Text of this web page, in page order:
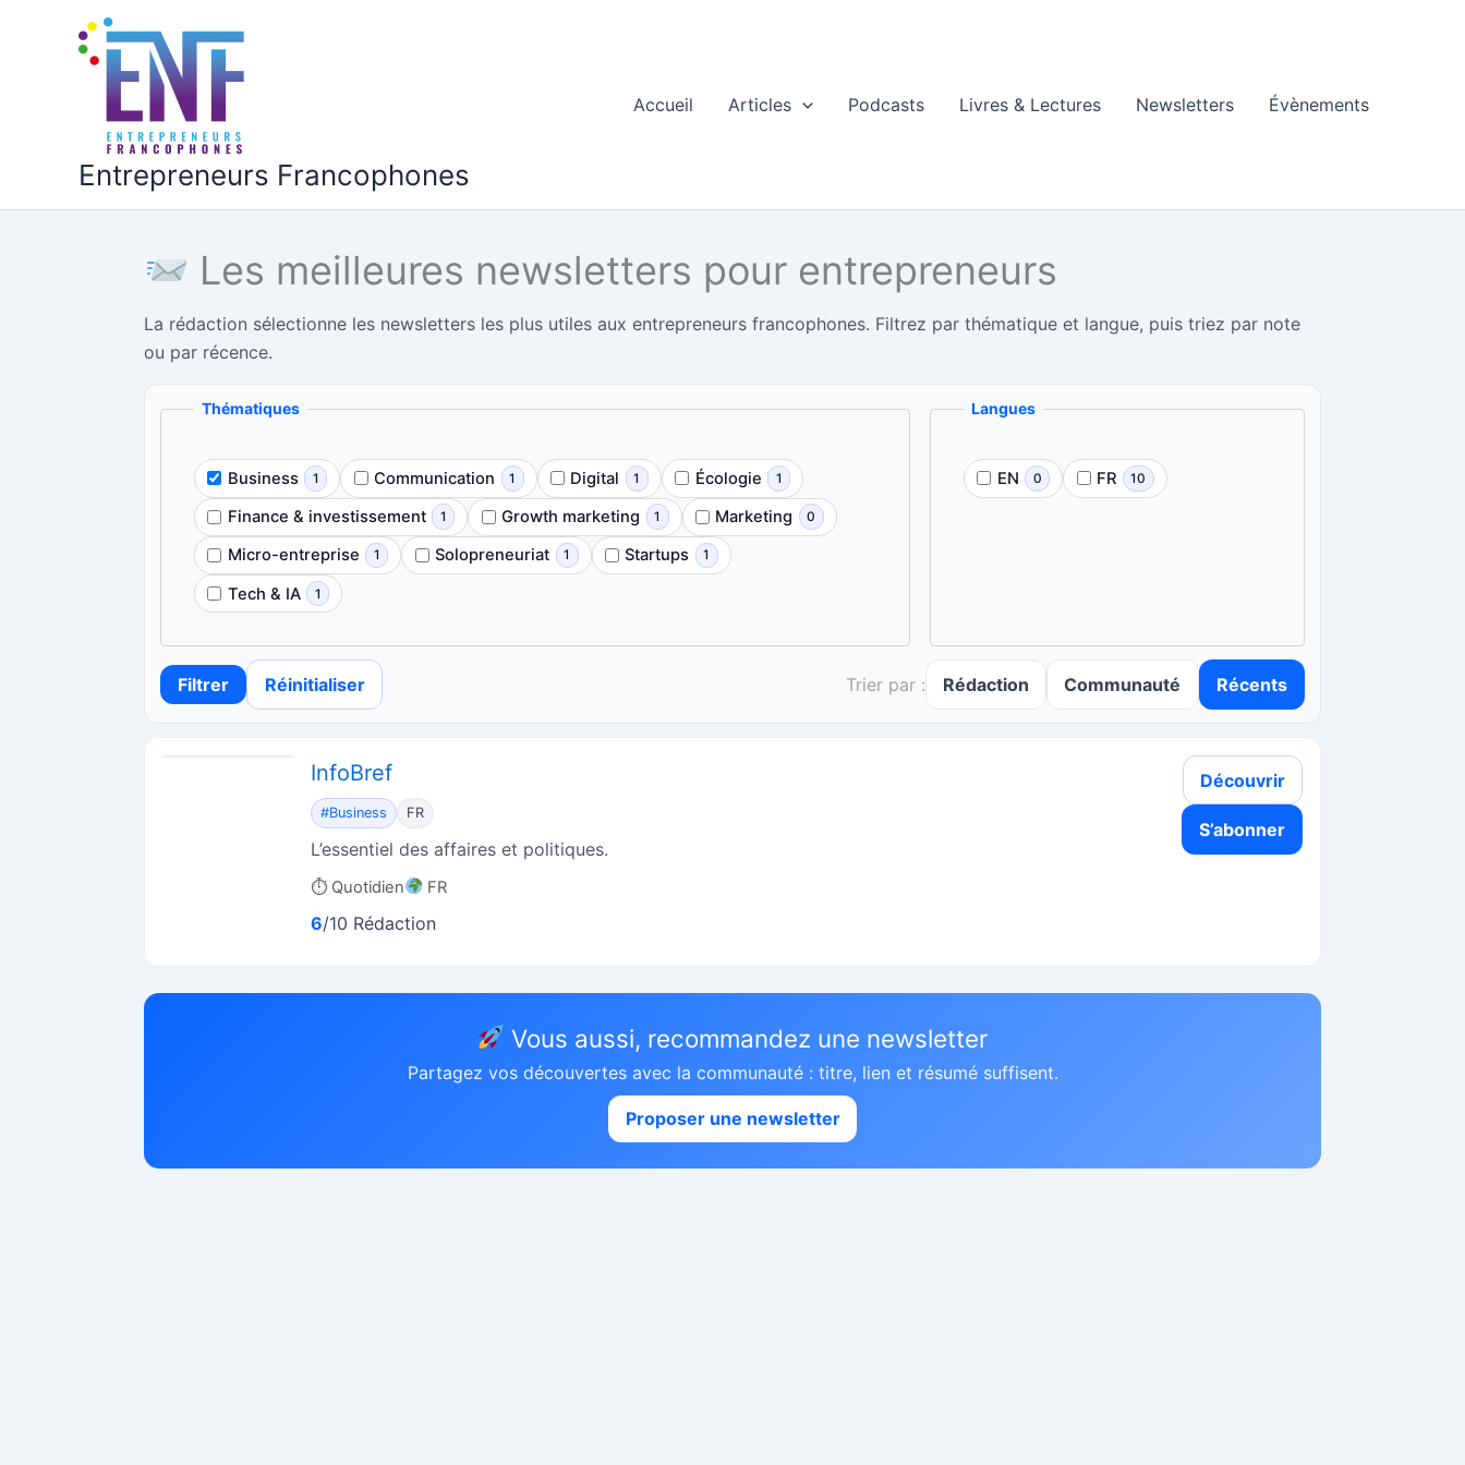
Entrepreneurs Francophones
Accueil Articles Podcasts Livres & Lectures Newsletters Évènements
Les meilleures newsletters pour entrepreneurs
La rédaction sélectionne les newsletters les plus utiles aux entrepreneurs francophones. Filtrez par thématique et langue, puis triez par note
ou par récence.
Thématiques
Business 1 Communication 1 Digital 1 Écologie 1
Finance & investissement 1 Growth marketing 1 Marketing 0
Micro-entreprise 1 Solopreneuriat 1 Startups 1
Tech & IA 1
Langues
EN 0 FR 10
Filtrer Réinitialiser Trier par : Rédaction Communauté Récents
InfoBref
#Business FR
L’essentiel des affaires et politiques.
⏱ Quotidien FR
6/10 Rédaction
Découvrir
S’abonner
Vous aussi, recommandez une newsletter
Partagez vos découvertes avec la communauté : titre, lien et résumé suffisent.
Proposer une newsletter